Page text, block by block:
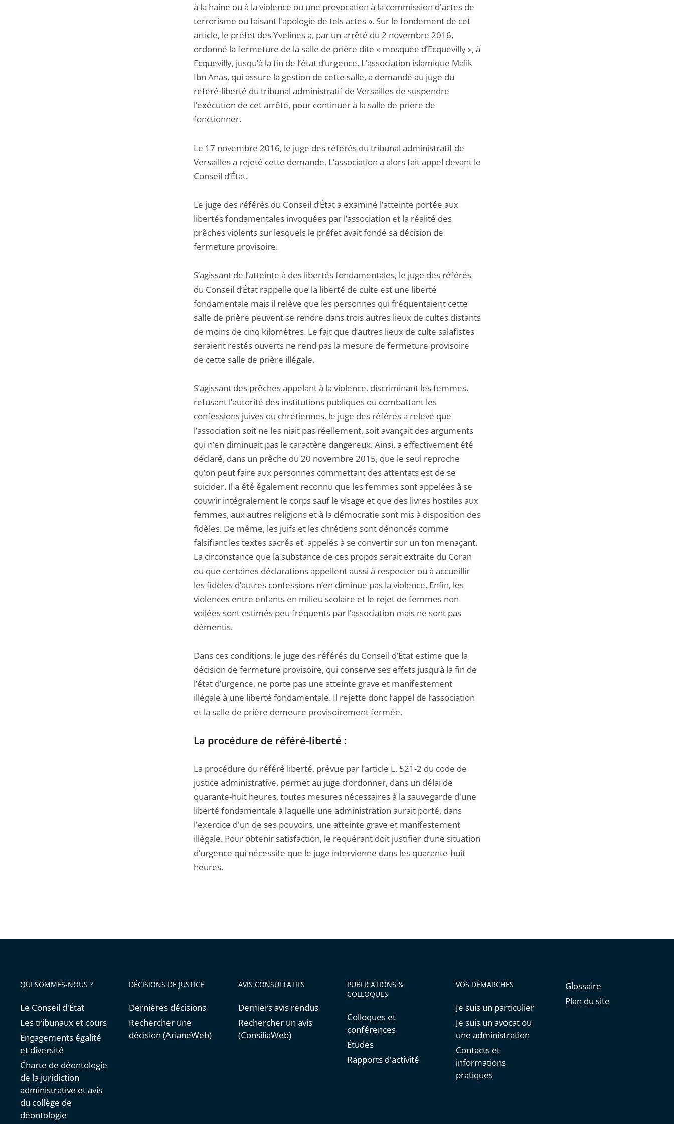
à la haine ou à la violence ou une provocation à la commission d'actes de
terrorisme ou faisant l'apologie de tels actes ». Sur le fondement de cet
article, le préfet des Yvelines a, par un arrêté du 2 novembre 2016,
ordonné la fermeture de la salle de prière dite « mosquée d’Ecquevilly », à
Ecquevilly, jusqu’à la fin de l’état d’urgence. L’association islamique Malik
Ibn Anas, qui assure la gestion de cette salle, a demandé au juge du
référé-liberté du tribunal administratif de Versailles de suspendre
l’exécution de cet arrêté, pour continuer à la salle de prière de
fonctionner.
Le 17 novembre 2016, le juge des référés du tribunal administratif de
Versailles a rejeté cette demande. L’association a alors fait appel devant le
Conseil d’État.
Le juge des référés du Conseil d’État a examiné l’atteinte portée aux
libertés fondamentales invoquées par l’association et la réalité des
prêches violents sur lesquels le préfet avait fondé sa décision de
fermeture provisoire.
S’agissant de l’atteinte à des libertés fondamentales, le juge des référés
du Conseil d’État rappelle que la liberté de culte est une liberté
fondamentale mais il relève que les personnes qui fréquentaient cette
salle de prière peuvent se rendre dans trois autres lieux de cultes distants
de moins de cinq kilomètres. Le fait que d’autres lieux de culte salafistes
seraient restés ouverts ne rend pas la mesure de fermeture provisoire
de cette salle de prière illégale.
S’agissant des prêches appelant à la violence, discriminant les femmes,
refusant l’autorité des institutions publiques ou combattant les
confessions juives ou chrétiennes, le juge des référés a relevé que
l’association soit ne les niait pas réellement, soit avançait des arguments
qui n’en diminuait pas le caractère dangereux. Ainsi, a effectivement été
déclaré, dans un prêche du 20 novembre 2015, que le seul reproche
qu’on peut faire aux personnes commettant des attentats est de se
suicider. Il a été également reconnu que les femmes sont appelées à se
couvrir intégralement le corps sauf le visage et que des livres hostiles aux
femmes, aux autres religions et à la démocratie sont mis à disposition des
fidèles. De même, les juifs et les chrétiens sont dénoncés comme
falsifiant les textes sacrés et appelés à se convertir sur un ton menaçant.
La circonstance que la substance de ces propos serait extraite du Coran
ou que certaines déclarations appellent aussi à respecter ou à accueillir
les fidèles d’autres confessions n’en diminue pas la violence. Enfin, les
violences entre enfants en milieu scolaire et le rejet de femmes non
voilées sont estimés peu fréquents par l’association mais ne sont pas
démentis.
Dans ces conditions, le juge des référés du Conseil d’État estime que la
décision de fermeture provisoire, qui conserve ses effets jusqu’à la fin de
l’état d’urgence, ne porte pas une atteinte grave et manifestement
illégale à une liberté fondamentale. Il rejette donc l’appel de l’association
et la salle de prière demeure provisoirement fermée.
La procédure de référé-liberté :
La procédure du référé liberté, prévue par l’article L. 521-2 du code de
justice administrative, permet au juge d’ordonner, dans un délai de
quarante-huit heures, toutes mesures nécessaires à la sauvegarde d'une
liberté fondamentale à laquelle une administration aurait porté, dans
l'exercice d'un de ses pouvoirs, une atteinte grave et manifestement
illégale. Pour obtenir satisfaction, le requérant doit justifier d’une situation
d’urgence qui nécessite que le juge intervienne dans les quarante-huit
heures.
QUI SOMMES-NOUS ?
Le Conseil d'État
Les tribunaux et cours
Engagements égalité
et diversité
Charte de déontologie
de la juridiction
administrative et avis
du collège de
déontologie
DÉCISIONS DE JUSTICE
Dernières décisions
Rechercher une
décision (ArianeWeb)
AVIS CONSULTATIFS
Derniers avis rendus
Rechercher un avis
(ConsiliaWeb)
PUBLICATIONS &
COLLOQUES
Colloques et
conférences
Études
Rapports d'activité
VOS DÉMARCHES
Je suis un particulier
Je suis un avocat ou
une administration
Contacts et
informations
pratiques
Glossaire
Plan du site